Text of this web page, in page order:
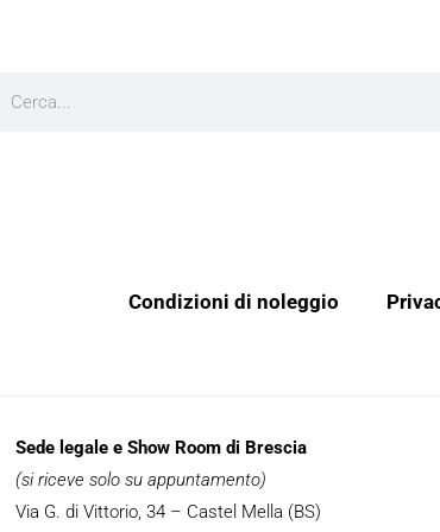
Cerca
Condizioni di noleggio
Sede legale e Show Room di Brescia
(si riceve solo su appuntamento)
Via G. di Vittorio, 34 – Castel Mella (BS)